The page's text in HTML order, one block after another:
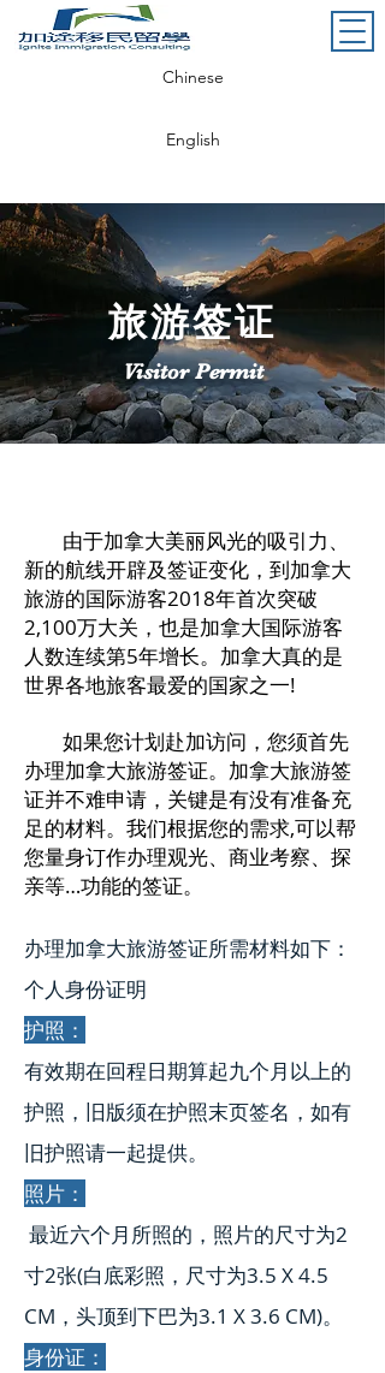
Chinese
English
旅游签证
Visitor Permit
由于加拿大美丽风光的吸引力、
新的航线开辟及签证变化，到加拿大
旅游的国际游客2018年首次突破
2,100万大关，也是加拿大国际游客
人数连续第5年增长。加拿大真的是
世界各地旅客最爱的国家之一!
如果您计划赴加访问，您须首先
办理加拿大旅游签证。加拿大旅游签
证并不难申请，关键是有没有准备充
足的材料。我们根据您的需求,可以帮
您量身订作办理观光、商业考察、探
亲等…功能的签证。
办理加拿大旅游签证所需材料如下：
个人身份证明
护照：
有效期在回程日期算起九个月以上的
护照，旧版须在护照末页签名，如有
旧护照请一起提供。
照片：
最近六个月所照的，照片的尺寸为2
寸2张(白底彩照，尺寸为3.5 X 4.5
CM，头顶到下巴为3.1 X 3.6 CM)。
身份证：